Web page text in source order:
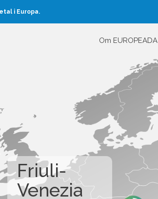
i Europa.
Om EUROPEADA
Friuli-
Venezia